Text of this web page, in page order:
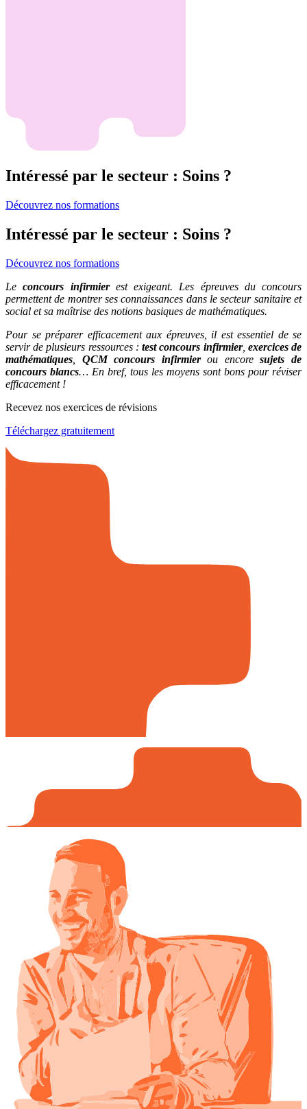
Intéressé par le secteur : Soins ?
Découvrez nos formations
Intéressé par le secteur : Soins ?
Découvrez nos formations
Leconcours infirmierest exigeant. Les épreuves du concours
permettent de montrer ses connaissances dans le secteur sanitaire et
social et sa maîtrise des notions basiques de mathématiques.
Pour se préparer efficacement aux épreuves, il est essentiel de se
servir de plusieurs ressources :test concours infirmier, exercices de
mathématiques
QCM concours infirmierou encoresujets de
concours blancs… En bref, tous les moyens sont bons pour réviser
efficacement !
Recevez nos exercices de révisions
Téléchargez gratuitement